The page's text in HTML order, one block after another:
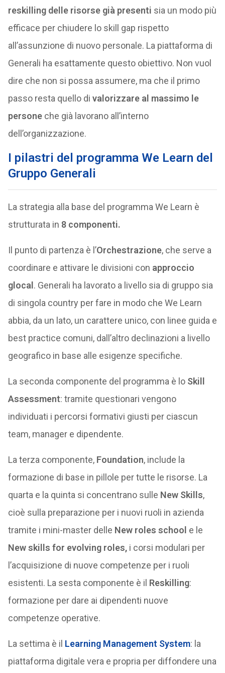
reskilling delle risorse già presenti sia un modo più
efficace per chiudere lo skill gap rispetto
all’assunzione di nuovo personale. La piattaforma di
Generali ha esattamente questo obiettivo. Non vuol
dire che non si possa assumere, ma che il primo
passo resta quello di valorizzare al massimo le
personeche già lavorano all’interno
dell’organizzazione.
I pilastri del programma We Learn del
Gruppo Generali
La strategia alla base del programma We Learn è
strutturata in 8 componenti.
Il punto di partenza è l’Orchestrazione, che serve a
coordinare e attivare le divisioni con approccio
glocal . Generali ha lavorato a livello sia di gruppo sia
di singola country per fare in modo che We Learn
abbia, da un lato, un carattere unico, con linee guida e
best practice comuni, dall’altro declinazioni a livello
geografico in base alle esigenze specifiche.
La seconda componente del programma è lo Skill
Assessment: tramite questionari vengono
individuati i percorsi formativi giusti per ciascun
team, manager e dipendente.
La terza componente, Foundation, include la
formazione di base in pillole per tutte le risorse. La
quarta e la quinta si concentrano sulle New Skills,
cioè sulla preparazione per i nuovi ruoli in azienda
tramite i mini-master delle New roles school e le
New skills for evolving roles,i corsi modulari per
l’acquisizione di nuove competenze per i ruoli
esistenti. La sesta componente è il Reskilling:
formazione per dare ai dipendenti nuove
competenze operative.
La settima è il Learning Management System: la
piattaforma digitale vera e propria per diffondere una